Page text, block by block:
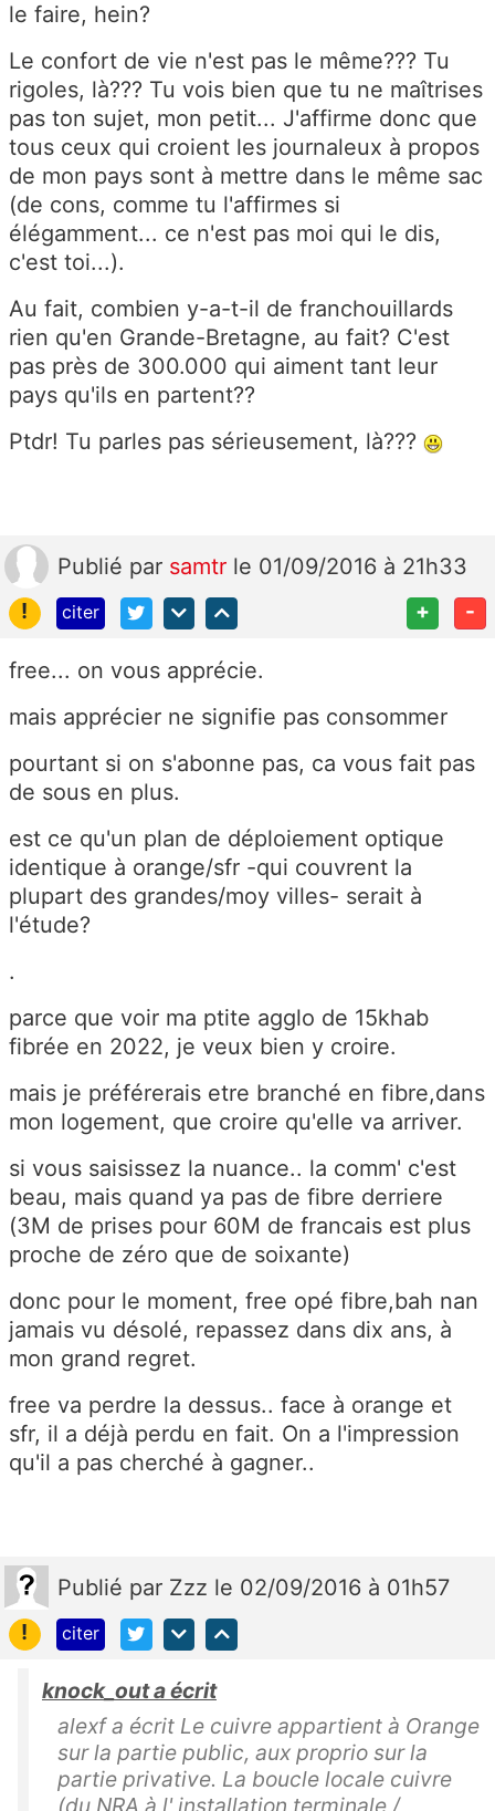
le faire, hein?
Le confort de vie n'est pas le même??? Tu
rigoles, là??? Tu vois bien que tu ne maîtrises
pas ton sujet, mon petit... J'affirme donc que
tous ceux qui croient les journaleux à propos
de mon pays sont à mettre dans le même sac
(de cons, comme tu l'affirmes si
élégamment... ce n'est pas moi qui le dis,
c'est toi...).
Au fait, combien y-a-t-il de franchouillards
rien qu'en Grande-Bretagne, au fait? C'est
pas près de 300.000 qui aiment tant leur
pays qu'ils en partent??
Ptdr! Tu parles pas sérieusement, là???
Publié par samtr le 01/09/2016 à 21h33
!
citer + -
free... on vous apprécie.
mais apprécier ne signifie pas consommer
pourtant si on s'abonne pas, ca vous fait pas
de sous en plus.
est ce qu'un plan de déploiement optique
identique à orange/sfr -qui couvrent la
plupart des grandes/moy villes- serait à
l'étude?
.
parce que voir ma ptite agglo de 15khab
fibrée en 2022, je veux bien y croire.
mais je préférerais etre branché en fibre,dans
mon logement, que croire qu'elle va arriver.
si vous saisissez la nuance.. la comm' c'est
beau, mais quand ya pas de fibre derriere
(3M de prises pour 60M de francais est plus
proche de zéro que de soixante)
donc pour le moment, free opé fibre,bah nan
jamais vu désolé, repassez dans dix ans, à
mon grand regret.
free va perdre la dessus.. face à orange et
sfr, il a déjà perdu en fait. On a l'impression
qu'il a pas cherché à gagner..
Publié par Zzz le 02/09/2016 à 01h57
!
citer
knock_out a écrit
alexf a écrit Le cuivre appartient à Orange
sur la partie public, aux proprio sur la
partie privative. La boucle locale cuivre
(du NRA à l' installation terminale /